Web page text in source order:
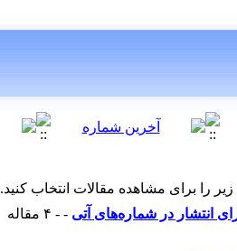
را برای مشاهده مقالات انتخاب کنید.
انتشار در شماره‌های آتی - - ۴ مقاله